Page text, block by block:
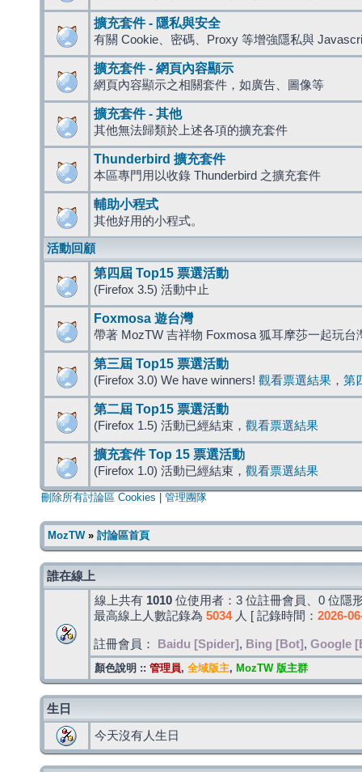
擴充套件 - 隱私與安全
有關 Cookie、密碼、Proxy 等增強隱私與
擴充套件 - 網頁內容顯示
網頁內容顯示之相關套件，如廣告、圖像等
擴充套件 - 其他
其他無法歸類於上述各項的擴充套件
Thunderbird 擴充套件
本區專門用以收錄 Thunderbird 之擴充套件
輔助小程式
其他好用的小程式。
活動回顧
第四屆 Top15 票選活動
(Firefox 3.5) 活動中止
Foxmosa 遊台灣
帶著 MozTW 吉祥物 Foxmosa 狐耳摩莎一起玩台
第三屆 Top15 票選活動
(Firefox 3.0) We have winners! 觀看票選結果 ， 第
第二屆 Top15 票選活動
(Firefox 1.5) 活動已經結束， 觀看票選結果
擴充套件 Top 15 票選活動
(Firefox 1.0) 活動已經結束， 觀看票選結果
刪除所有討論區 Cookies 管理團隊
MozTW» 討論區首頁
誰在線上
線上共有 1010 位使用者：3 位註冊會員、0 位隱
最高線上人數記錄為 5034人 [ 記錄時間： 2026-
註冊會員： Baidu [Spider] , Bing [Bot] , Google
顏色說明 :: 管理員, 全域版主, MozTW 版主群
生日
今天沒有人生日